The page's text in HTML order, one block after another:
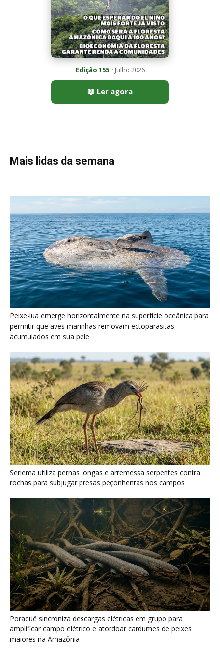
Peixe-lua emerge horizontalmente na superfície oceânica para
permitir que aves marinhas removam ectoparasitas
Seriema utiliza pernas longas e arremessa serpentes contra
rochas para subjugar presas peçonhentas nos campos
Poraquê sincroniza descargas elétricas em grupo para
amplificar campo elétrico e atordoar cardumes de peixes
maiores na Amazônia
Seriema combina corridas em alta velocidade e arremessos
contra rochas para imobilizar serpentes peçonhentas no
cerrado